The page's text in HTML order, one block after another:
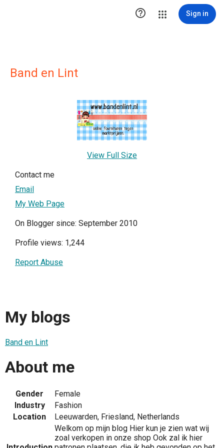
 Sign in
Band en Lint
View Full Size
Contact me
Email
My Web Page
On Blogger since: September 2010
Profile views: 1,244
Report Abuse
My blogs
Band en Lint
About me
Gender
Female
Industry
Fashion
Location
Leeuwarden, Friesland, Netherlands
Welkom op mijn blog Hier kun je zien wat wij
zoal verkopen in onze shop Ook zal ik hier